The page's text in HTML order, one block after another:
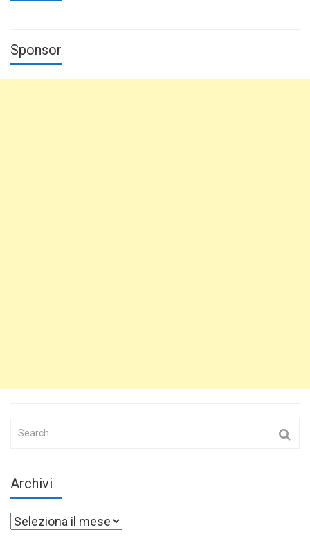
Sponsor
Search
Archivi
Archivi